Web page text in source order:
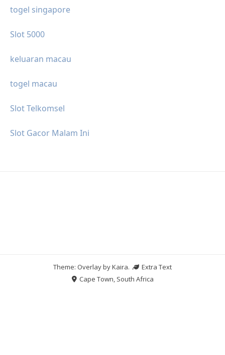
togel singapore
Slot 5000
keluaran macau
togel macau
Slot Telkomsel
Slot Gacor Malam Ini
Theme: Overlay byKaira.
Extra Text
Cape Town, South Africa